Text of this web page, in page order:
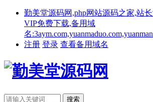
勤美堂源码网,php网站源码之家,站
VIP免费下载,备用域
名
注册 登录 查看备用域名